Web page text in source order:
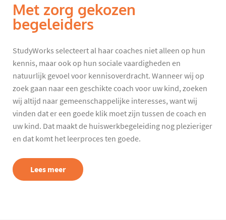
Met zorg gekozen
begeleiders
StudyWorks selecteert al haar coaches niet alleen op hun
kennis, maar ook op hun sociale vaardigheden en
natuurlijk gevoel voor kennisoverdracht. Wanneer wij op
zoek gaan naar een geschikte coach voor uw kind, zoeken
wij altijd naar gemeenschappelijke interesses, want wij
vinden dat er een goede klik moet zijn tussen de coach en
uw kind. Dat maakt de huiswerkbegeleiding nog plezieriger
en dat komt het leerproces ten goede.
Lees meer